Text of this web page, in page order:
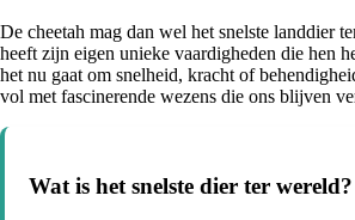
De cheetah mag dan wel het snelste landdier
heeft zijn eigen unieke vaardigheden die hen
het nu gaat om snelheid, kracht of
vol met fascinerende wezens die ons blijven
Wat is het snelste dier ter wereld?